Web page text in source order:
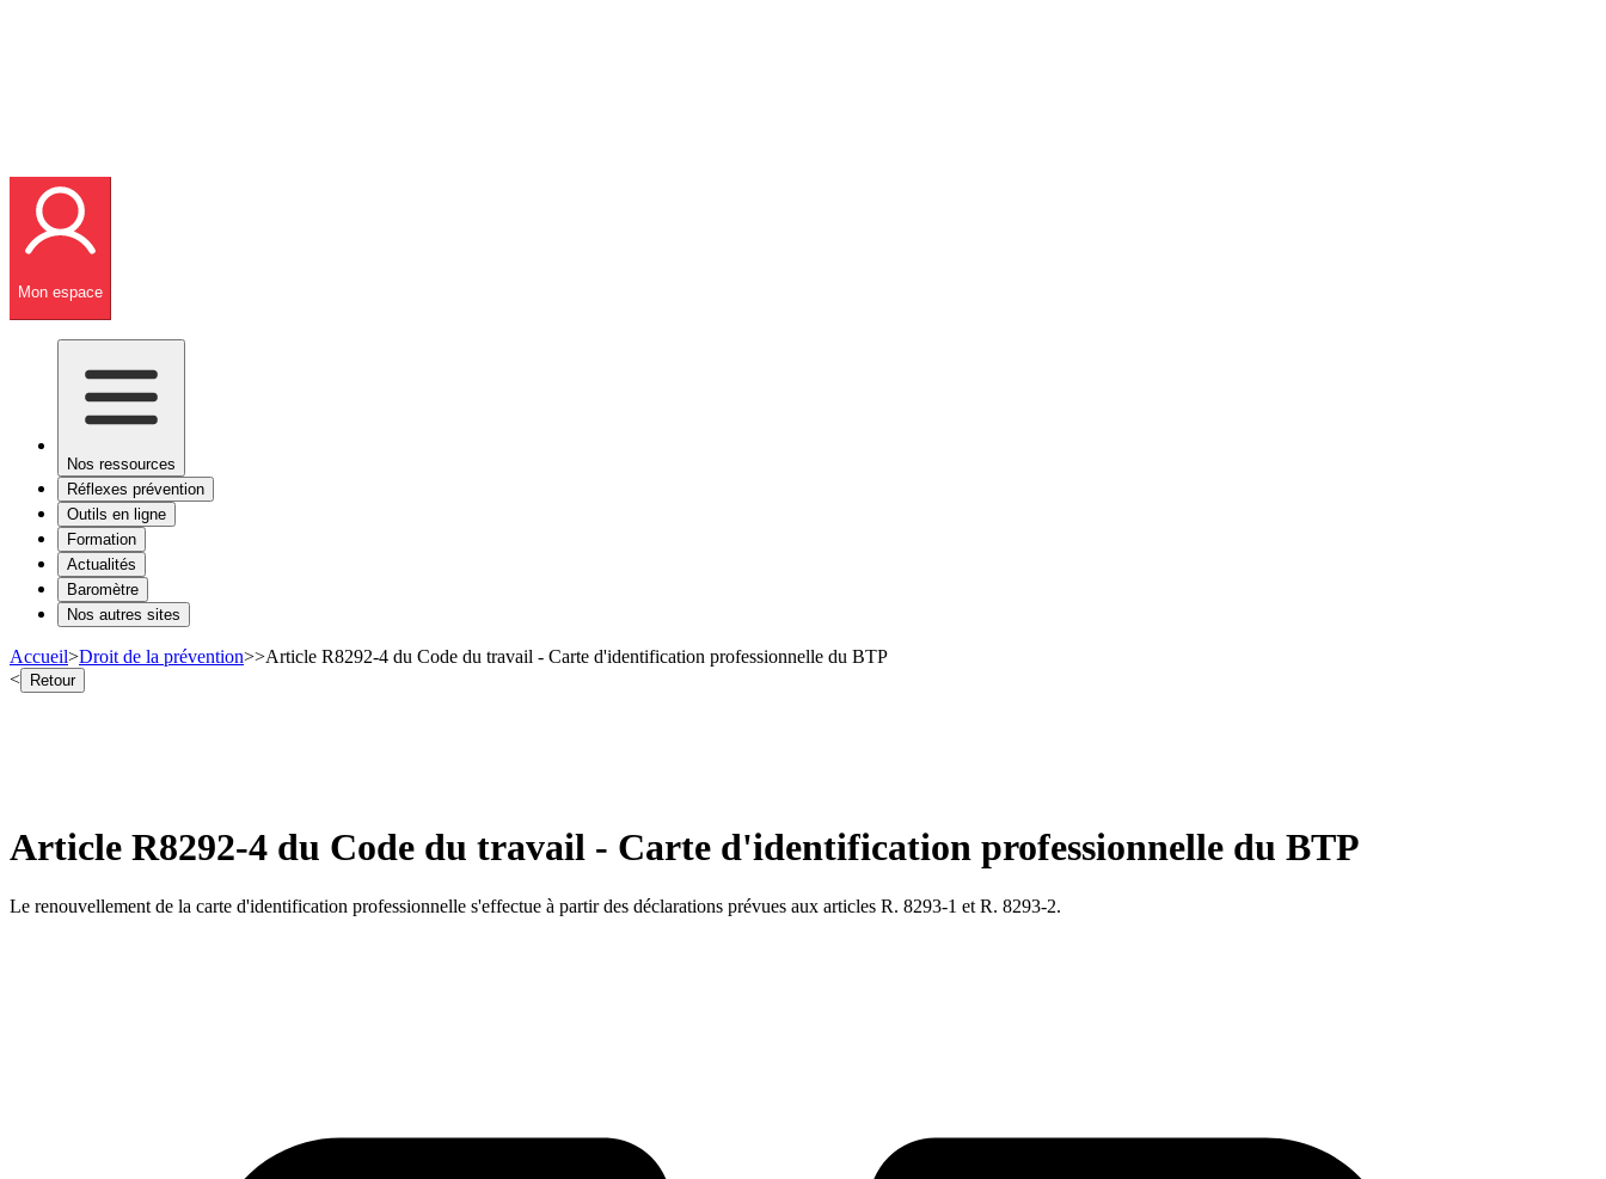
Mon espace
Nos ressources
Réflexes prévention
Outils en ligne
Formation
Actualités
Baromètre
Nos autres sites
Accueil>Droit de la prévention>>Article R8292-4 du Code du travail - Carte d'identification professionnelle du BTP
< Retour
Article R8292-4 du Code du travail - Carte d'identification professionnelle du BTP
Le renouvellement de la carte d'identification professionnelle s'effectue à partir des déclarations prévues aux articles R. 8293-1 et R. 8293-2.